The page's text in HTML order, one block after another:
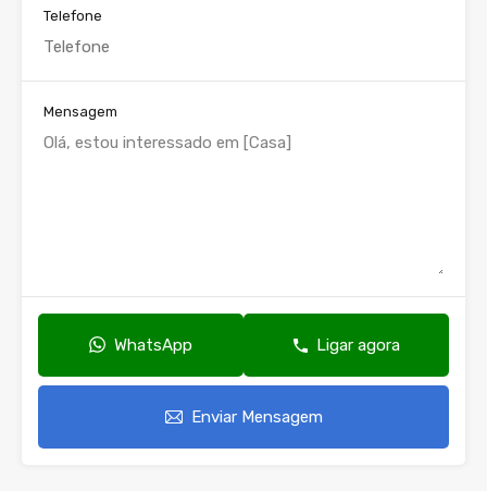
Telefone
Mensagem
WhatsApp Ligar agora
Enviar Mensagem